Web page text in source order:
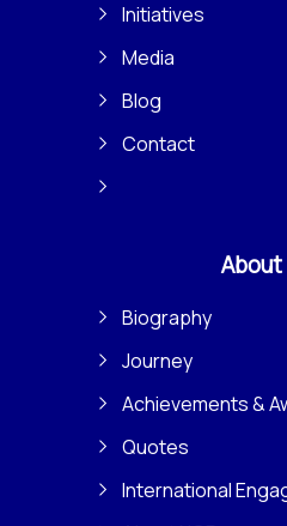
Initiatives
Media
Blog
Contact
About
Biography
Journey
Achievements &
Quotes
International